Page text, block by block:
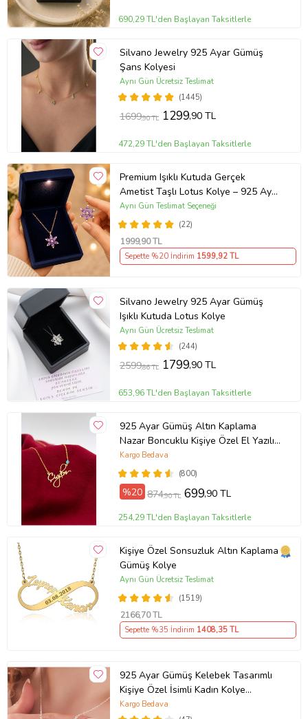
690,29 TL'den Başlayan Taksitlerle
Silvano Jewelry 925 Ayar Gümüş
Şans Kolyesi
(1445)
Aynı Gün Ücretsiz Teslimat
1699,90 TL 1299,90 TL
472,29 TL'den Başlayan Taksitlerle
Premium Işıklı Kutuda Gerçek
Ametist Taşlı Lotus Kolye – 925 Ayar
Gümüş Kadın Kolye
(22)
Aynı Gün Teslimat Seçeneği
1999,90 TL
Sepette %20 İndirim 1599,92 TL
Silvano Jewelry 925 Ayar Gümüş
Işıklı Kutuda Lotus Kolye
(244)
Aynı Gün Ücretsiz Teslimat
2599,86 TL 1799,90 TL
653,96 TL'den Başlayan Taksitlerle
925 Ayar Gümüş Altın Kaplama
Nazar Boncuklu Kişiye Özel El Yazılı
Kolye (Sarı)
(800)
Kargo Bedava
%20 874,90 TL 699,90 TL
254,29 TL'den Başlayan Taksitlerle
Kişiye Özel Sonsuzluk Altın Kaplama
Gümüş Kolye
(1519)
Aynı Gün Ücretsiz Teslimat
2166,70 TL
Sepette %35 İndirim 1408,35 TL
925 Ayar Gümüş Kelebek Tasarımlı
Kişiye Özel İsimli Kadın Kolye
Anneye Hediye,Sevgiliye
Kargo Bedava